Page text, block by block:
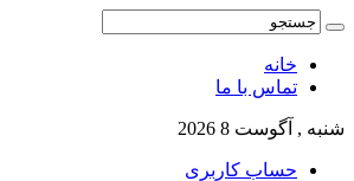
خانه
تماس با ما
شنبه , آگوست 8 2026
حساب کاربری